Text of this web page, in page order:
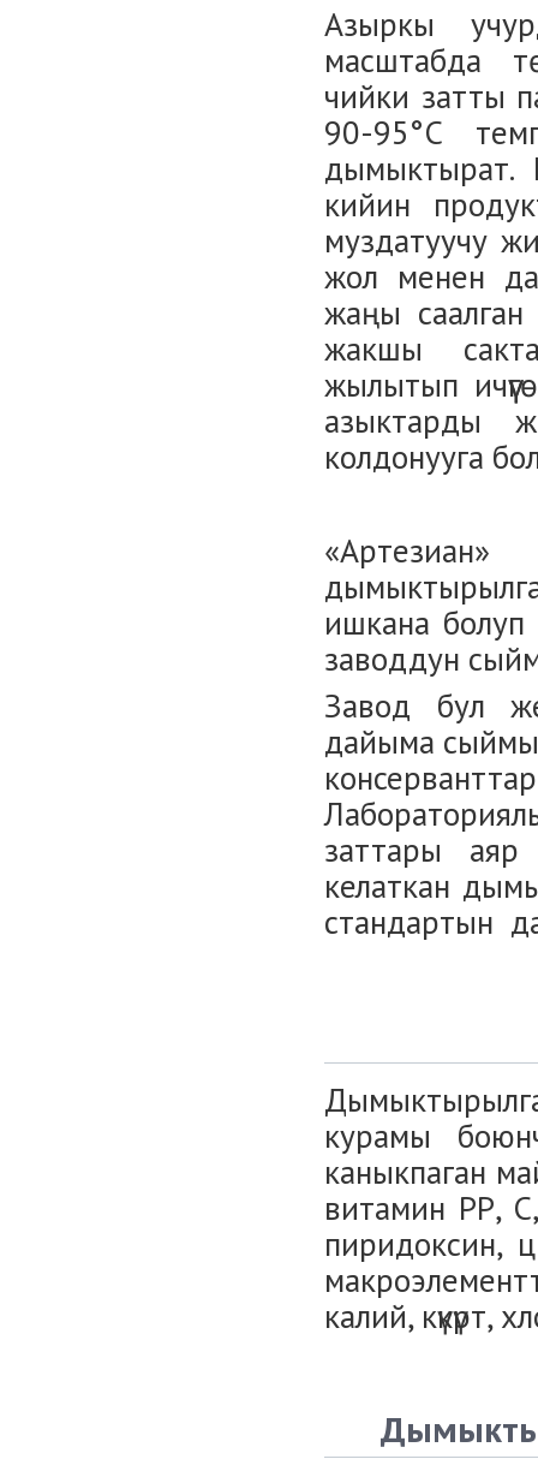
Азыркы
масштабда
чийки затты
90-95°С
дымыктырат.
кийин
муздатуучу
жол менен
жаңы саалган
жакшы
жылытып
азыктарды
колдонууга
ишкана болуп
заводдун
Завод бул
дайыма
заттары
келаткан
стандартын
курамы
каныкпаган
витамин РР,
пиридоксин,
калий, күкүрт,